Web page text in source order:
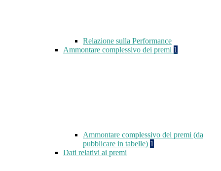
Relazione sulla Performance
Ammontare complessivo dei premi 1
Ammontare complessivo dei premi (da
pubblicare in tabelle) 1
Dati relativi ai premi